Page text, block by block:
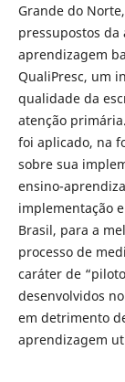
Grande do
pressupostos
aprendizagem
QualiPresc, um
qualidade da
atenção primária.
foi aplicado, na
sobre sua
ensino-
implementação
Brasil, para a
processo de
caráter de
desenvolvidos
em detrimento
aprendizagem